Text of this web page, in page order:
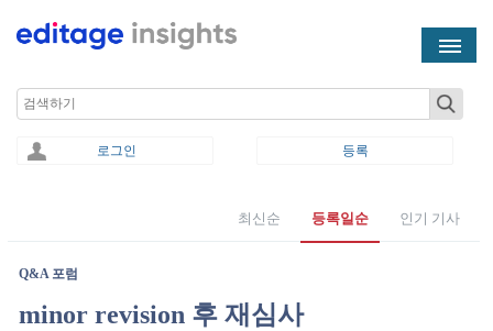
Search
로그인 등록
최신순 등록일순 인기 기사
Q&A 포럼
minor revision 후 재심사